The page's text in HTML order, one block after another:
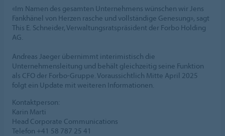
«Im Namen des gesamten Unternehmens wünschen wir Jens
Fankhänel von Herzen rasche und vollständige Genesung», sagt
This E. Schneider, Verwaltungsratspräsident der Forbo Holding
AG.
Andreas Jaeger übernimmt interimistisch die
Unternehmensleitung und behält gleichzeitig seine Funktion
als CFO der Forbo-Gruppe. Voraussichtlich Mitte April 2025
folgt ein Update mit weiteren Informationen.
Kontaktperson:
Karin Marti
Head Corporate Communications
Telefon +41 58 787 25 41